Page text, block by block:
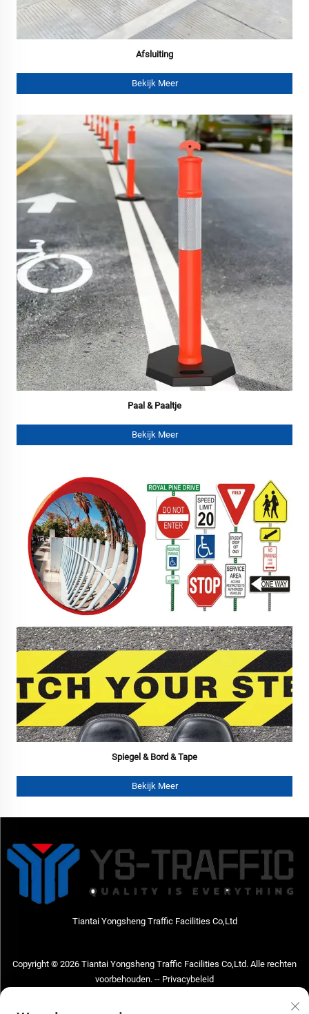
Afsluiting
Bekijk Meer
Paal & Paaltje
Bekijk Meer
Spiegel & Bord & Tape
Bekijk Meer
Tiantai Yongsheng Traffic Facilities Co,Ltd
Copyright © 2026 Tiantai Yongsheng Traffic Facilities Co,Ltd. Alle rechten
voorbehouden. -- Privacybeleid